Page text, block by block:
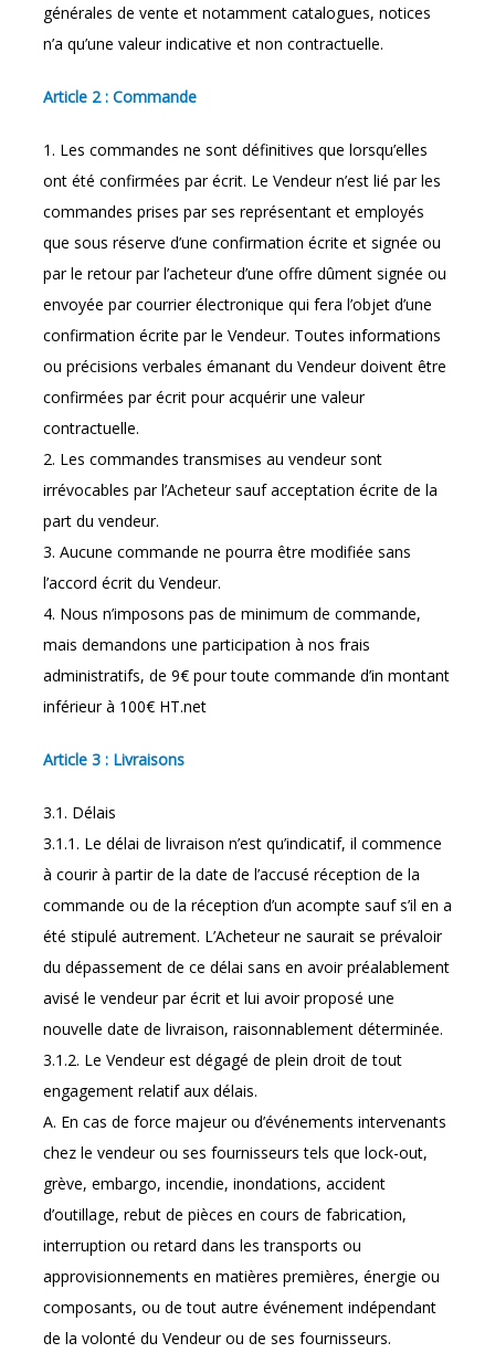
générales de vente et notamment catalogues, notices
n’a qu’une valeur indicative et non contractuelle.
Article 2 : Commande
1. Les commandes ne sont définitives que lorsqu’elles
ont été confirmées par écrit. Le Vendeur n’est lié par les
commandes prises par ses représentant et employés
que sous réserve d’une confirmation écrite et signée ou
par le retour par l’acheteur d’une offre dûment signée ou
envoyée par courrier électronique qui fera l’objet d’une
confirmation écrite par le Vendeur. Toutes informations
ou précisions verbales émanant du Vendeur doivent être
confirmées par écrit pour acquérir une valeur
contractuelle.
2. Les commandes transmises au vendeur sont
irrévocables par l’Acheteur sauf acceptation écrite de la
part du vendeur.
3. Aucune commande ne pourra être modifiée sans
l’accord écrit du Vendeur.
4. Nous n’imposons pas de minimum de commande,
mais demandons une participation à nos frais
administratifs, de 9€ pour toute commande d’in montant
inférieur à 100€ HT.net
Article 3 : Livraisons
3.1. Délais
3.1.1. Le délai de livraison n’est qu’indicatif, il commence
à courir à partir de la date de l’accusé réception de la
commande ou de la réception d’un acompte sauf s’il en a
été stipulé autrement. L’Acheteur ne saurait se prévaloir
du dépassement de ce délai sans en avoir préalablement
avisé le vendeur par écrit et lui avoir proposé une
nouvelle date de livraison, raisonnablement déterminée.
3.1.2. Le Vendeur est dégagé de plein droit de tout
engagement relatif aux délais.
A. En cas de force majeur ou d’événements intervenants
chez le vendeur ou ses fournisseurs tels que lock-out,
grève, embargo, incendie, inondations, accident
d’outillage, rebut de pièces en cours de fabrication,
interruption ou retard dans les transports ou
approvisionnements en matières premières, énergie ou
composants, ou de tout autre événement indépendant
de la volonté du Vendeur ou de ses fournisseurs.